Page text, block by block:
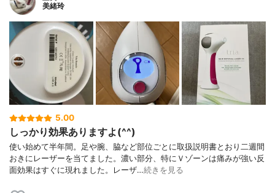
美緒玲
5.00
しっかり効果ありますよ(^^)
使い始めて半年間。足や腕、脇など部位ごとに取扱説明書とおり二週間
おきにレーザーを当てました。濃い部分、特にＶゾーンは痛みが強い反
面効果はすぐに現れました。レーザ…続きを見る